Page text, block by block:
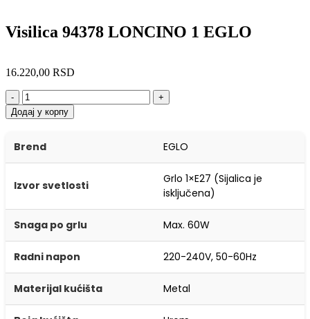
Visilica 94378 LONCINO 1 EGLO
16.220,00 RSD
-
+
Додај у корпу
Brend EGLO
Izvor svetlosti
Grlo 1×E27 (Sijalica je
isključena)
Snaga po grlu Max. 60W
Radni napon 220-240V, 50-60Hz
Materijal kućišta Metal